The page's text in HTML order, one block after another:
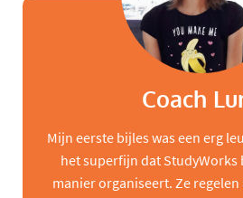
Coach
Mijn eerste bijles was een erg
het superfijn dat StudyWorks
manier organiseert. Ze